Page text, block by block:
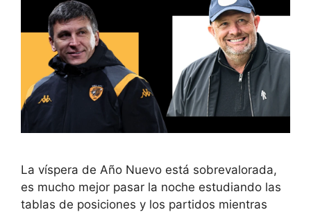
La víspera de Año Nuevo está sobrevalorada,
es mucho mejor pasar la noche estudiando las
tablas de posiciones y los partidos mientras